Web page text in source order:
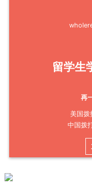
留学生
再
美国
中国拨